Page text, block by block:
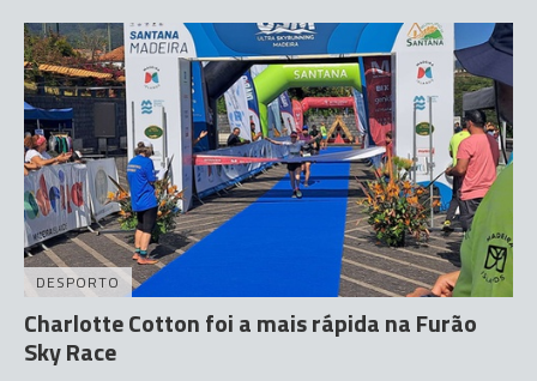
DESPORTO
Charlotte Cotton foi a mais rápida na Furão
Sky Race